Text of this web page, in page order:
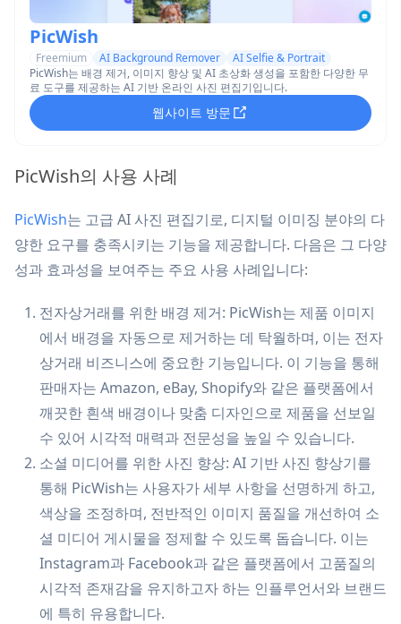
PicWish
Freemium AI Background Remover
AI Selfie & Portrait
PicWish는 배경 제거, 이미지 향상 및 AI 초상화 생성을 포함한 다양한 무
료 도구를 제공하는 AI 기반 온라인 사진 편집기입니다.
웹사이트 방문
PicWish의 사용 사례
PicWish는 고급 AI 사진 편집기로, 디지털 이미징 분야의 다
양한 요구를 충족시키는 기능을 제공합니다. 다음은 그 다양
성과 효과성을 보여주는 주요 사용 사례입니다:
전자상거래를 위한 배경 제거: PicWish는 제품 이미지
에서 배경을 자동으로 제거하는 데 탁월하며, 이는 전자
상거래 비즈니스에 중요한 기능입니다. 이 기능을 통해
판매자는 Amazon, eBay, Shopify와 같은 플랫폼에서
깨끗한 흰색 배경이나 맞춤 디자인으로 제품을 선보일
수 있어 시각적 매력과 전문성을 높일 수 있습니다.
소셜 미디어를 위한 사진 향상: AI 기반 사진 향상기를
통해 PicWish는 사용자가 세부 사항을 선명하게 하고,
색상을 조정하며, 전반적인 이미지 품질을 개선하여 소
셜 미디어 게시물을 정제할 수 있도록 돕습니다. 이는
Instagram과 Facebook과 같은 플랫폼에서 고품질의
시각적 존재감을 유지하고자 하는 인플루언서와 브랜드
에 특히 유용합니다.